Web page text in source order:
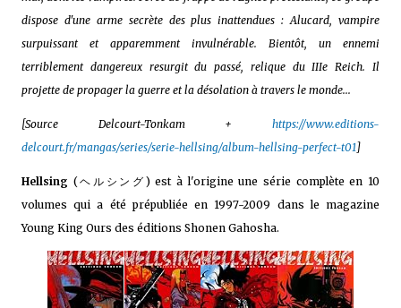
dispose d'une arme secrète des plus inattendues : Alucard, vampire
surpuissant et apparemment invulnérable. Bientôt, un ennemi
terriblement dangereux resurgit du passé, relique du IIIe Reich. Il
projette de propager la guerre et la désolation à travers le monde...
[Source Delcourt-Tonkam + https://www.editions-
delcourt.fr/mangas/series/serie-hellsing/album-hellsing-perfect-t01]
Hellsing (ヘルシング) est à l'origine une série complète en 10
volumes qui a été prépubliée en 1997-2009 dans le magazine
Young King Ours des éditions Shonen Gahosha.